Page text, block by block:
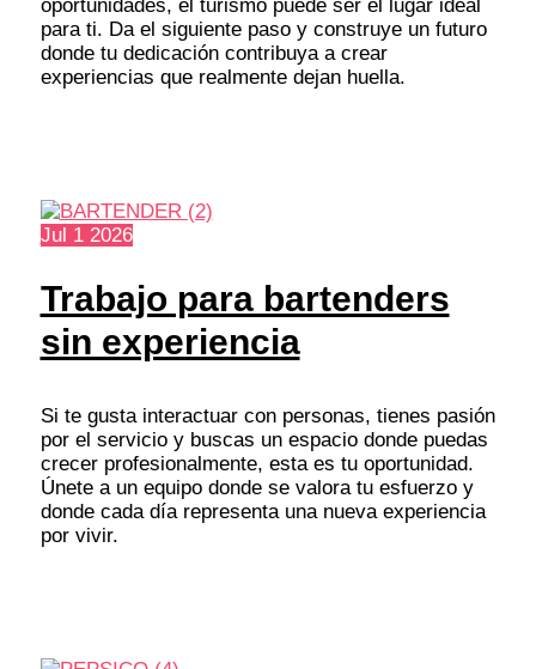
oportunidades, el turismo puede ser el lugar ideal
para ti. Da el siguiente paso y construye un futuro
donde tu dedicación contribuya a crear
experiencias que realmente dejan huella.
Jul 1 2026
Trabajo para bartenders
sin experiencia
Si te gusta interactuar con personas, tienes pasión
por el servicio y buscas un espacio donde puedas
crecer profesionalmente, esta es tu oportunidad.
Únete a un equipo donde se valora tu esfuerzo y
donde cada día representa una nueva experiencia
por vivir.